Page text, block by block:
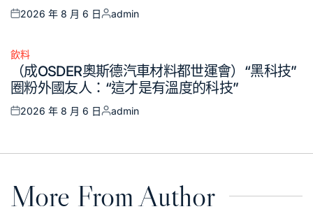
Posted
2026 年 8 月 6 日
Posted
admin
Posted
飲料
（成OSDER奧斯德汽車材料都世運會）“黑科技”
圈粉外國友人：“這才是有溫度的科技”
Posted
2026 年 8 月 6 日
Posted
admin
More From Author